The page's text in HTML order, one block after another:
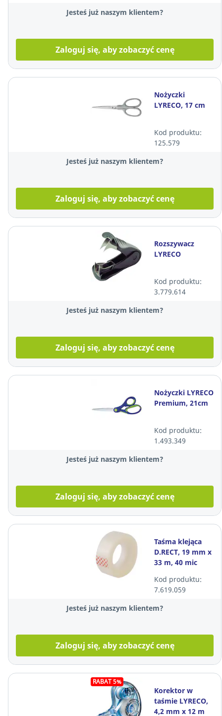
Jesteś już naszym klientem?
Zaloguj się, aby zobaczyć cenę
Nożyczki
LYRECO, 17 cm
Kod produktu:
125.579
Jesteś już naszym klientem?
Zaloguj się, aby zobaczyć cenę
Rozszywacz
LYRECO
Kod produktu:
3.779.614
Jesteś już naszym klientem?
Zaloguj się, aby zobaczyć cenę
Nożyczki LYRECO
Premium, 21cm
Kod produktu:
1.493.349
Jesteś już naszym klientem?
Zaloguj się, aby zobaczyć cenę
Taśma klejąca
D.RECT, 19 mm x
33 m, 40 mic
Kod produktu:
7.619.059
Jesteś już naszym klientem?
Zaloguj się, aby zobaczyć cenę
RABAT 5%
Korektor w
taśmie LYRECO,
4,2 mm x 12 m